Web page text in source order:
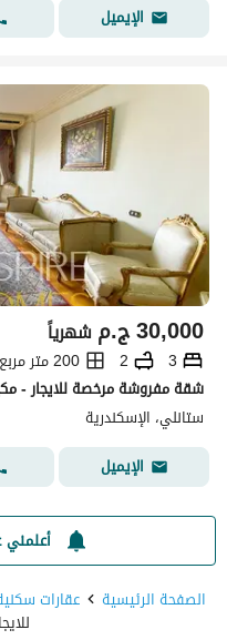
الإيميل
ج.م30,000 شهرياً
3
2
200 متر مربع
شقة مفروشة مرخصة للايجار -
ستانلي، الإسكندرية
الإيميل
أعلمني
الصفحة الرئيسية
عقارات